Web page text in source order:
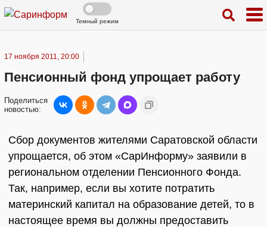
Темный режим
17 ноября 2011, 20:00
Пенсионный фонд упрощает работу
Поделиться
новостью:
Сбор документов жителями Саратовской области
упрощается, об этом «СарИнформу» заявили в
региональном отделении Пенсионного Фонда.
Так, например, если вы хотите потратить
материнский капитал на образование детей, то в
настоящее время вы должны предоставить